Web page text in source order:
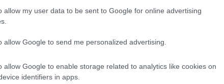
allow my user data to be sent to Google for online advertising
allow Google to send me personalized advertising.
allow Google to enable storage related to analytics like cookies on
identifiers in apps.
μυστικά για τα πλασματικά έτη
ασφαλισμένους – Ποιοι και τι θα